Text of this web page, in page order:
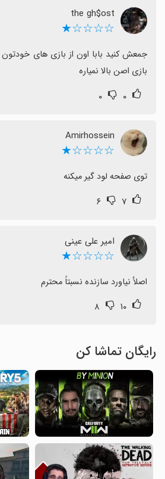
the gh$ost
☆☆☆☆★
بازی اصن بالا نمیاره
۰ ۰
Amirhossein
☆☆☆☆★
توی صفحه لود گیر میکنه
۷ ۶
امیر علی عینی
☆☆☆☆★
اصلأ نیاورد سازنده نسبتاً محترم
۱۰ ۸
رایگان تماشا کن